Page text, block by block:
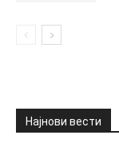
Најнови вести